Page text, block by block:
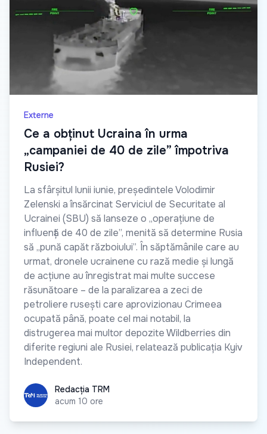
Externe
Ce a obținut Ucraina în urma
„campaniei de 40 de zile” împotriva
Rusiei?
La sfârșitul lunii iunie, președintele Volodimir
Zelenski a însărcinat Serviciul de Securitate al
Ucrainei (SBU) să lanseze o „operațiune de
influență de 40 de zile”, menită să determine Rusia
să „pună capăt războiului”. În săptămânile care au
urmat, dronele ucrainene cu rază medie și lungă
de acțiune au înregistrat mai multe succese
răsunătoare – de la paralizarea a zeci de
petroliere rusești care aprovizionau Crimeea
ocupată până, poate cel mai notabil, la
distrugerea mai multor depozite Wildberries din
diferite regiuni ale Rusiei, relatează publicația Kyiv
Independent.
Redacția TRM
Redacția TRM
acum 10 ore